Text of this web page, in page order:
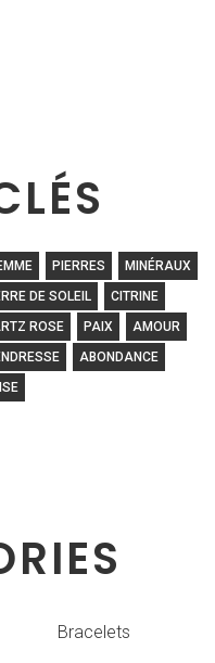
PIERRES
MINÉRAUX
DE SOLEIL
CITRINE
ROSE PAIX
AMOUR
ABONDANCE
Bracelets